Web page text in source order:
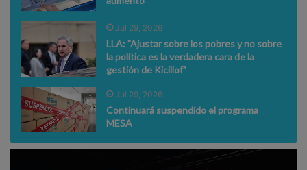
Jul 29, 2026
LLA: "Ajustar sobre los pobres y no sobre
la política es la verdadera cara de la
gestión de Kicillof"
Jul 29, 2026
Continuará suspendido el programa
MESA